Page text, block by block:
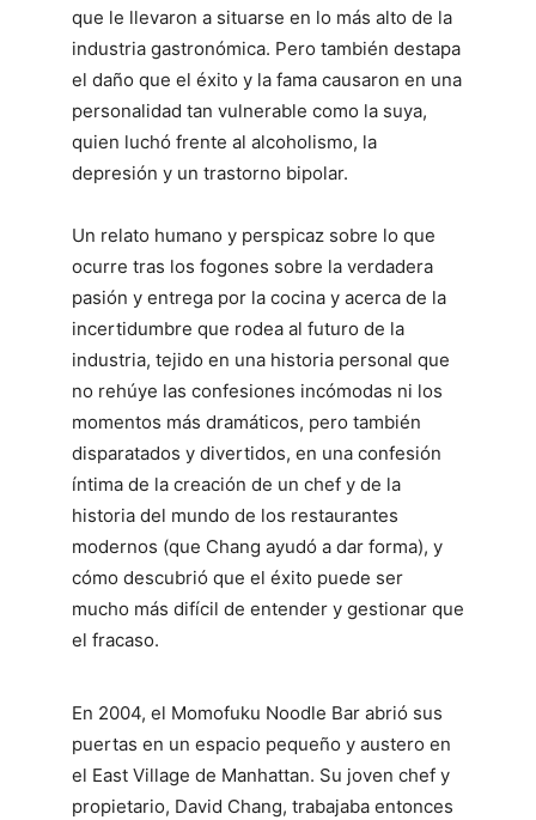
que le llevaron a situarse en lo más alto de la
industria gastronómica. Pero también destapa
el daño que el éxito y la fama causaron en una
personalidad tan vulnerable como la suya,
quien luchó frente al alcoholismo, la
depresión y un trastorno bipolar.
Un relato humano y perspicaz sobre lo que
ocurre tras los fogones sobre la verdadera
pasión y entrega por la cocina y acerca de la
incertidumbre que rodea al futuro de la
industria, tejido en una historia personal que
no rehúye las confesiones incómodas ni los
momentos más dramáticos, pero también
disparatados y divertidos, en una confesión
íntima de la creación de un chef y de la
historia del mundo de los restaurantes
modernos (que Chang ayudó a dar forma), y
cómo descubrió que el éxito puede ser
mucho más difícil de entender y gestionar que
el fracaso.
En 2004, el Momofuku Noodle Bar abrió sus
puertas en un espacio pequeño y austero en
el East Village de Manhattan. Su joven chef y
propietario, David Chang, trabajaba entonces